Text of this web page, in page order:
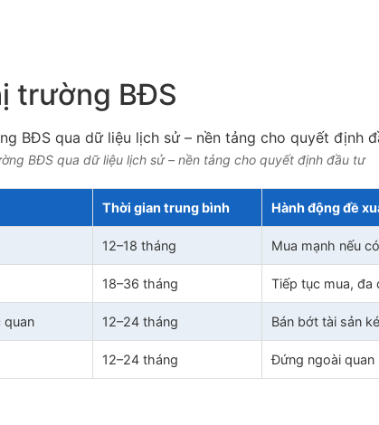
trường BĐS
BĐS qua dữ liệu lịch sử – nền tảng cho quyết định đầu tư
Thời gian trung bình Hành động đề
12–18 tháng Mua mạnh nếu
18–36 tháng Tiếp tục mua, đa
quan 12–24 tháng Bán bớt tài sản
12–24 tháng Đứng ngoài